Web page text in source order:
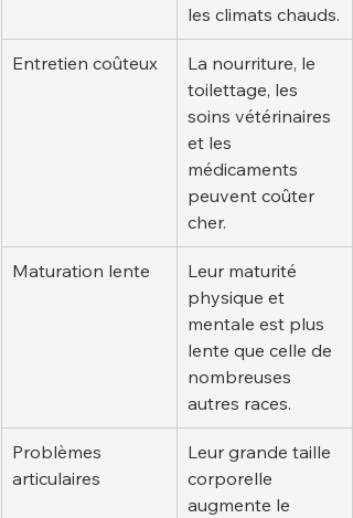
les climats chauds.
Entretien coûteux
La nourriture, le
toilettage, les
soins vétérinaires
et les
médicaments
peuvent coûter
cher.
Maturation lente
Leur maturité
physique et
mentale est plus
lente que celle de
nombreuses
autres races.
Problèmes
articulaires
Leur grande taille
corporelle
augmente le